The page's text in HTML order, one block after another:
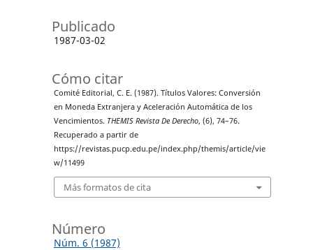
Publicado
1987-03-02
Cómo citar
Comité Editorial, C. E. (1987). Títulos Valores: Conversión
en Moneda Extranjera y Aceleración Automática de los
Vencimientos. THEMIS Revista De Derecho, (6), 74–76.
Recuperado a partir de
https://revistas.pucp.edu.pe/index.php/themis/article/vie
w/11499
Más formatos de cita
Número
Núm. 6 (1987)